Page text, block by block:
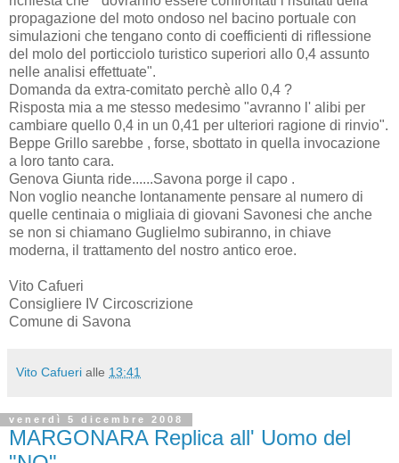
propagazione del moto ondoso nel bacino portuale con
simulazioni che tengano conto di coefficienti di riflessione
del molo del porticciolo turistico superiori allo 0,4 assunto
nelle analisi effettuate".
Domanda da extra-comitato perchè allo 0,4 ?
Risposta mia a me stesso medesimo "avranno l' alibi per
cambiare quello 0,4 in un 0,41 per ulteriori ragione di rinvio".
Beppe Grillo sarebbe , forse, sbottato in quella invocazione
a loro tanto cara.
Genova Giunta ride......Savona porge il capo .
Non voglio neanche lontanamente pensare al numero di
quelle centinaia o migliaia di giovani Savonesi che anche
se non si chiamano Guglielmo subiranno, in chiave
moderna, il trattamento del nostro antico eroe.
Vito Cafueri
Consigliere IV Circoscrizione
Comune di Savona
Vito Cafueri alle 13:41
venerdì 5 dicembre 2008
MARGONARA Replica all' Uomo del